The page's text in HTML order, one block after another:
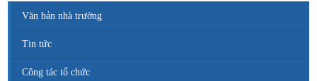
Văn bản nhà trường
Tin tức
Công tác tổ chức